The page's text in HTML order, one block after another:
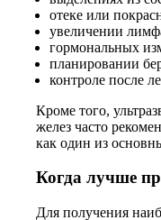
отеке или
увеличении
гормональных
планировании
контроле после
Кроме того,
желез часто
как один из
Когда лучше
Для получения